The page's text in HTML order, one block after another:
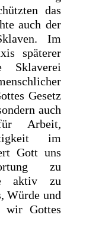
das
auch der
Im
späterer
Sklaverei
Gesetz
auch
Arbeit,
im
Gott uns
zu
aktiv zu
Würde und
wir Gottes